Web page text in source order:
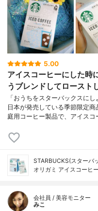
5.00
アイスコーヒーにした時
うブレンドしてロースト
「おうちをスターバックスに
日本が発売している季節限定
庭用コーヒー製品で、アイス
STARBUCKS(スターバ
オリガミ アイスコーヒ
会社員 / 美容モニター
みこ